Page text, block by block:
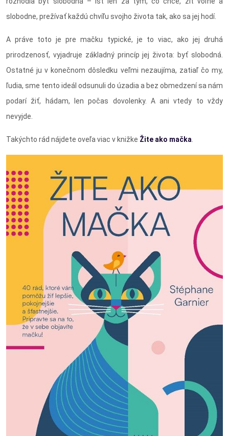
slobodne, prežívať každú chvíľu svojho života tak, ako sa jej hodí.
A práve toto je pre mačku typické, je to viac, ako jej druhá
prirodzenosť, vyjadruje základný princíp jej života: byť slobodná.
Ostatné ju v konečnom dôsledku veľmi nezaujíma, zatiaľ čo my,
ľudia, sme tento ideál odsunuli do úzadia a bez obmedzení sa nám
podarí žiť, hádam, len počas dovolenky. A ani vtedy to vždy
nevyjde.
Takýchto rád nájdete oveľa viac v knižke Žite ako mačka